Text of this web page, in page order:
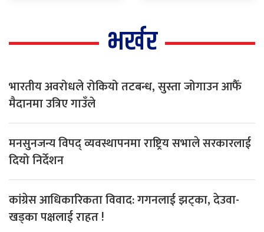
भर्खर
भारतीय अवरोधले रोकियो तटबन्ध, सुस्ता जोगाउन आफैँ
मैदानमा उत्रिए गाउँले
मनसुनजन्य विपद् व्यवस्थापनमा राष्ट्रिय सभाले सरकारलाई
दियो निर्देशन
कांग्रेस आधिकारिकता विवाद: गगनलाई झट्का, देउवा-
खड्का पक्षलाई राहत !